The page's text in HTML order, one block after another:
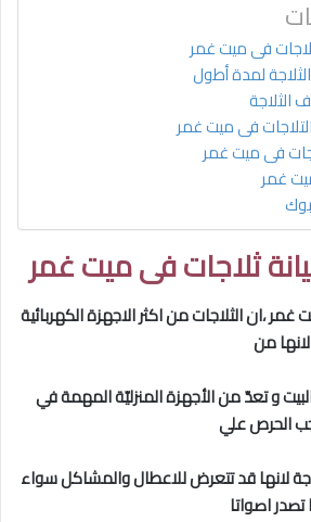
فى ميت غمر
لمدة أطول
فى ميت غمر
فى ميت غمر
غمر
ثلاجات فى ميت غمر
غمر،ان الثلاجات من اكثر الاجهزة الكهربائية
من
و تعدّ من الأجهزة المنزليّة المهمة في
الحرص علي
لانها قد تتعرض للاعطال والمشاكل سواء
تصدر اصواتا